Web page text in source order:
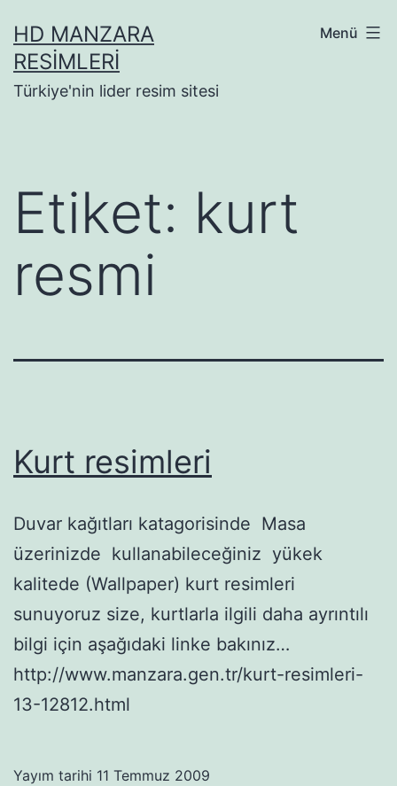
geçHD MANZARA
RESIMLERI
Türkiye'nin lider resim sitesi
Menü
Etiket: kurt
resmi
Kurt resimleri
Duvar kağıtları katagorisinde Masa
üzerinizde kullanabileceğiniz yükek
kalitede (Wallpaper) kurt resimleri
sunuyoruz size, kurtlarla ilgili daha ayrıntılı
bilgi için aşağıdaki linke bakınız…
http://www.manzara.gen.tr/kurt-resimleri-
13-12812.html
Yayım tarihi 11 Temmuz 2009